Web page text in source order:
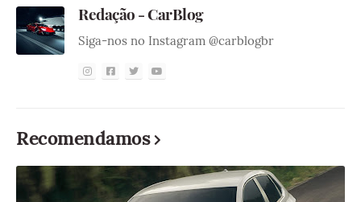
Redação - CarBlog
Siga-nos no Instagram @carblogbr
Recomendamos